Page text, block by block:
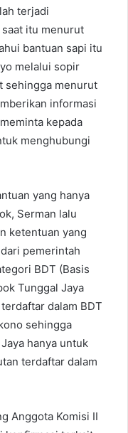
terjadi
saat itu menurut
bantuan sapi itu
melalui sopir
sehingga menurut
informasi
kepada
menghubungi
yang hanya
Serman lalu
ketentuan yang
pemerintah
BDT (Basis
Tunggal Jaya
dalam BDT
sehingga
hanya untuk
terdaftar dalam
Anggota Komisi II